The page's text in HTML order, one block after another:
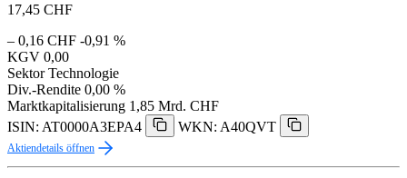
17,45 CHF
– 0,16 CHF -0,91 %
KGV 0,00
Sektor Technologie
Div.-Rendite 0,00 %
Marktkapitalisierung 1,85 Mrd. CHF
ISIN: AT0000A3EPA4
WKN: A40QVT
Aktiendetails öffnen